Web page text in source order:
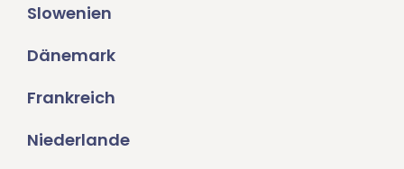
Slowenien
Dänemark
Frankreich
Niederlande